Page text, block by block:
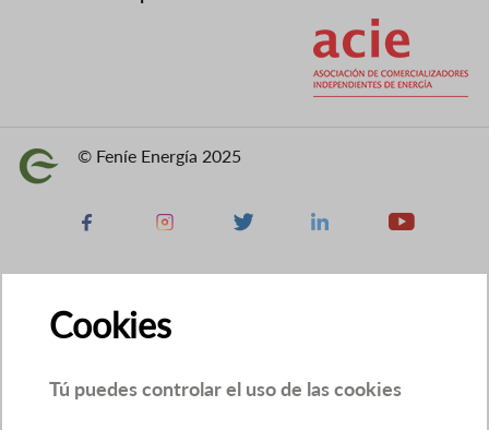
Imagen © Feníe Energía 2025
Facebook Instagram X Linkedin Youtube
Cookies
Tú puedes controlar el uso de las cookies